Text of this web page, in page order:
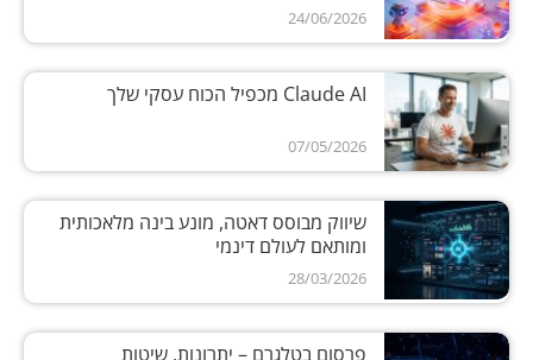
24/06/2026
Claude AI מכפיל הכוח עסקי שלך
07/05/2026
שיווק מבוסס דאטה, מונע בינה מלאכותית
ומותאם לעולם דינמי
28/03/2026
פרסום בטלגרם – יתרונות, שיטות